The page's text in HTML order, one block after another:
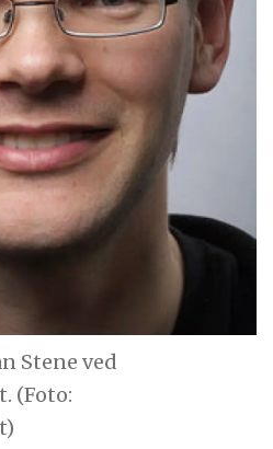
Stene ved
(Foto: